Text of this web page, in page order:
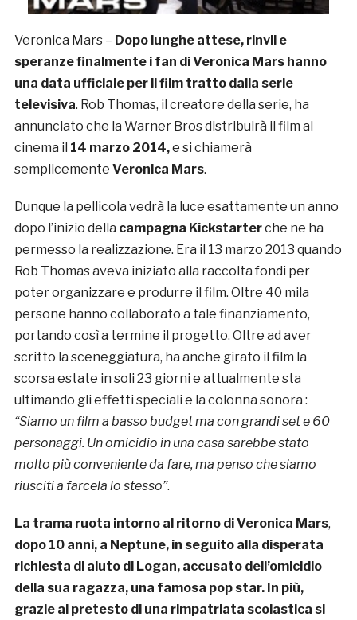
Veronica Mars – Dopo lunghe attese, rinvii e
speranze finalmente i fan di Veronica Mars hanno
una data ufficiale per il film tratto dalla serie
televisiva. Rob Thomas, il creatore della serie, ha
annunciato che la Warner Bros distribuirà il film al
cinema il 14 marzo 2014,e si chiamerà
semplicemente Veronica Mars.
Dunque la pellicola vedrà la luce esattamente un anno
dopo l’inizio della campagna Kickstarterche ne ha
permesso la realizzazione. Era il 13 marzo 2013 quando
Rob Thomas aveva iniziato alla raccolta fondi per
poter organizzare e produrre il film. Oltre 40 mila
persone hanno collaborato a tale finanziamento,
portando così a termine il progetto. Oltre ad aver
scritto la sceneggiatura, ha anche girato il film la
scorsa estate in soli 23 giorni e attualmente sta
ultimando gli effetti speciali e la colonna sonora :
“Siamo un film a basso budget ma con grandi set e 60
personaggi. Un omicidio in una casa sarebbe stato
molto più conveniente da fare, ma penso che siamo
riusciti a farcela lo stesso”.
La trama ruota intorno al ritorno di Veronica Mars,
dopo 10 anni, a Neptune, in seguito alla disperata
richiesta di aiuto di Logan, accusato dell’omicidio
della sua ragazza, una famosa pop star. In più,
grazie al pretesto di una rimpatriata scolastica si